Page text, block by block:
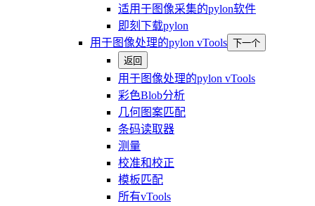
适用于图像采集的pylon软件
即刻下载pylon
用于图像处理的pylon vTools
下一个
返回
用于图像处理的pylon vTools
彩色Blob分析
几何图案匹配
条码读取器
测量
校准和校正
模板匹配
所有vTools